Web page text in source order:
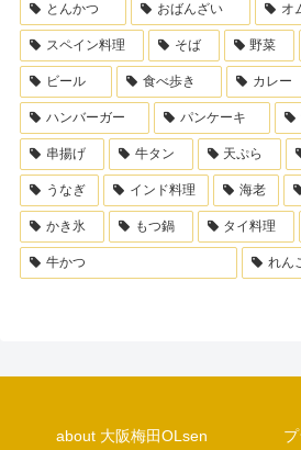
とんかつ おばんざい オ
スペイン料理 そば 野菜
ビール 食べ歩き カレー
ハンバーガー パンケーキ
串揚げ 牛タン 天ぷら
うなぎ インド料理 海老
かき氷 もつ鍋 タイ料理
牛かつ れん
about 大阪梅田OLsen